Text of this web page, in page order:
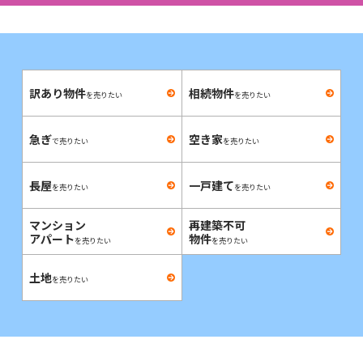
訳あり物件を売りたい 相続物件を売りたい
急ぎで売りたい 空き家を売りたい
長屋を売りたい 一戸建てを売りたい
マンション
アパートを売りたい
再建築不可
物件を売りたい
土地を売りたい